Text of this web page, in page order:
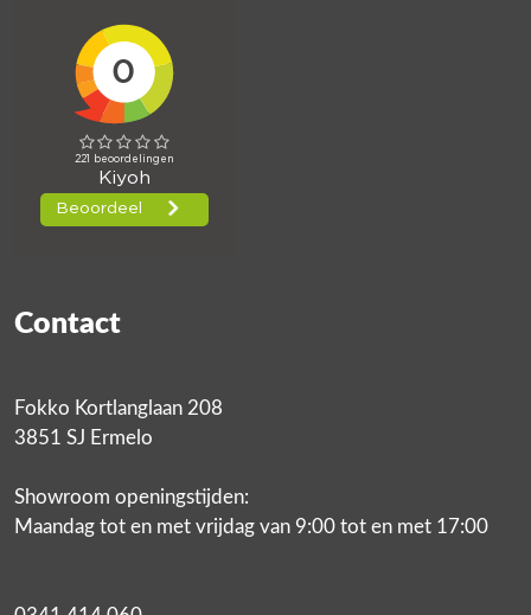
Contact
Fokko Kortlanglaan 208
3851 SJ Ermelo
Showroom openingstijden:
Maandag tot en met vrijdag van 9:00 tot en met 17:00